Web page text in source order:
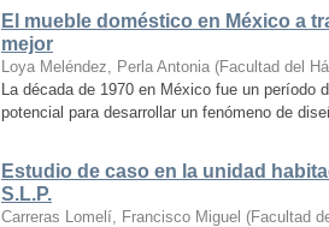
El mueble doméstico en México a
mejor
Loya Meléndez, Perla Antonia (Facultad del
La década de 1970 en México fue un
potencial para desarrollar un fenómeno de
Estudio de caso en la unidad
S.L.P.
Carreras Lomelí, Francisco Miguel (Facultad